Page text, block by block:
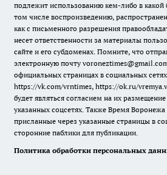
подлежит использованию кем-либо в
том числе воспроизведению,
как с письменного разрешения
несет ответственности за материалы
сайте и его субдоменах. Помните, что
электронную почту
официальных страницах в социальных сетях
https://vk.com/vrntimes, https://ok.ru/
будет являться согласием на их
указанных соцсетях. Также Время
присланные через указанные страницы в
сторонние паблики для публикации.
Политика обработки персональных